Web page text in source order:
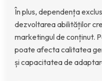
În plus, dependența
dezvoltarea abilităților
marketingul de conținut.
poate afecta calitatea
și capacitatea de